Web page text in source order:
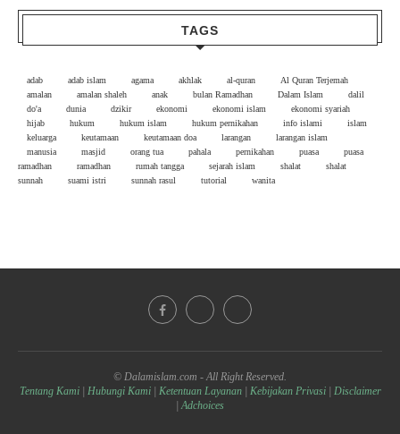
TAGS
adab adab islam agama akhlak al-quran
Al Quran Terjemah
amalan
amalan shaleh anak bulan Ramadhan Dalam Islam
dalil
do'a
dunia dzikir ekonomi ekonomi islam
ekonomi syariah
hijab
hukum hukum islam hukum pernikahan info islami
islam
keluarga
keutamaan keutamaan doa larangan
larangan islam
manusia
masjid orang tua pahala pernikahan puasa
puasa
ramadhan
ramadhan rumah tangga sejarah islam shalat
shalat
sunnah
suami istri sunnah rasul tutorial wanita
© Dalamislam.com - All Right Reserved.
Tentang Kami | Hubungi Kami| Ketentuan Layanan| Kebijakan Privasi| Disclaimer
| Adchoices